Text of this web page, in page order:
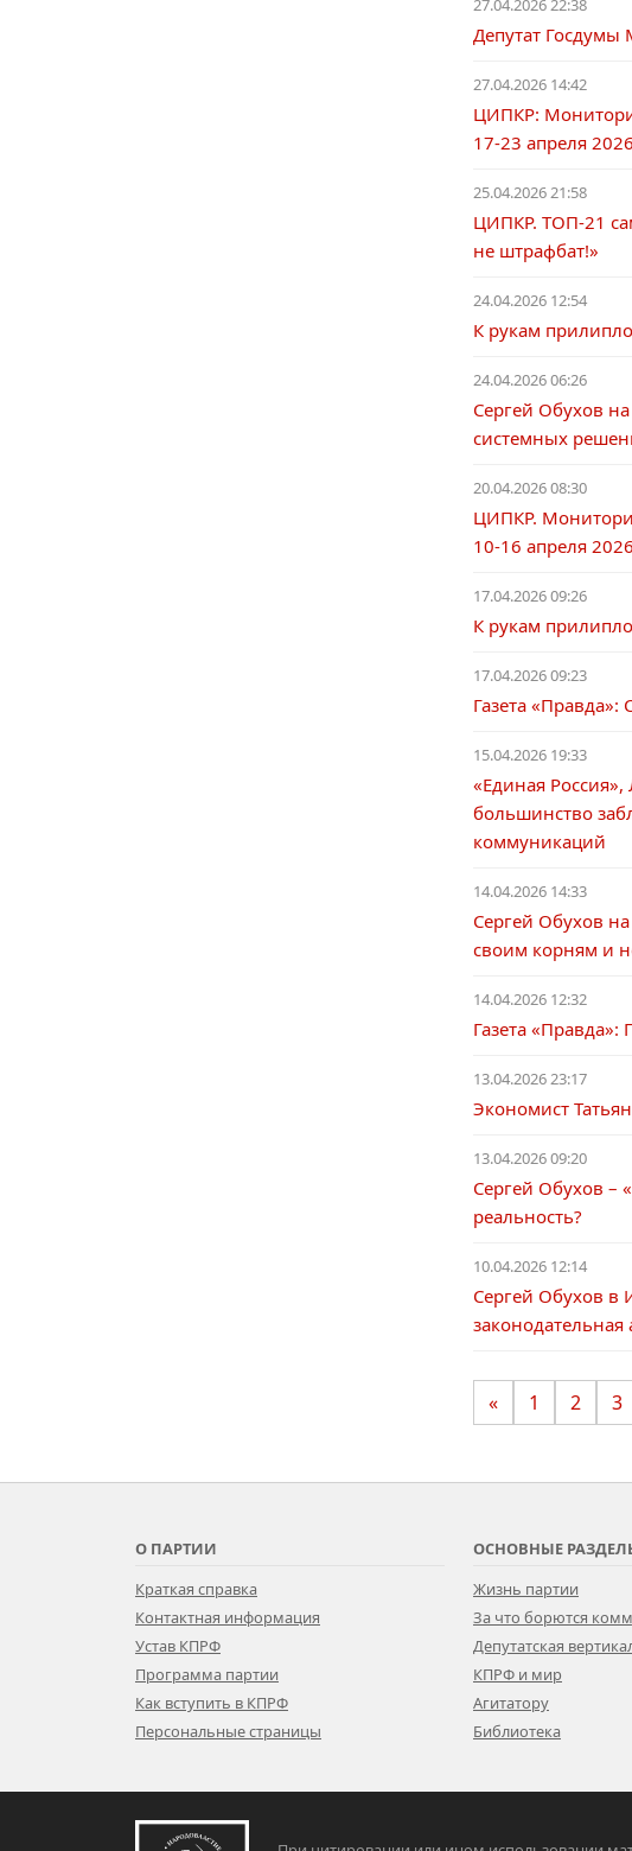
27.04.2026 22:38
Депутат
27.04.2026 14:42
ЦИПКР:
17-23 апреля
25.04.2026 21:58
ЦИПКР. ТОП-21
не штрафбат!»
24.04.2026 12:54
К рукам
24.04.2026 06:26
Сергей Обухов
системных
20.04.2026 08:30
ЦИПКР.
10-16 апреля
17.04.2026 09:26
К рукам
17.04.2026 09:23
Газета «Правда»:
15.04.2026 19:33
«Единая
большинство
коммуникаций
14.04.2026 14:33
Сергей Обухов
своим корням и
14.04.2026 12:32
Газета
13.04.2026 23:17
Экономист
13.04.2026 09:20
Сергей Обухов –
реальность?
10.04.2026 12:14
Сергей Обухов в
« 1 2 3
О ПАРТИИ
Краткая справка
Контактная информация
Устав КПРФ
Программа партии
Как вступить в КПРФ
Персональные страницы
ОСНОВНЫЕ
Жизнь партии
За что борются
Депутатская
КПРФ и мир
Агитатору
Библиотека